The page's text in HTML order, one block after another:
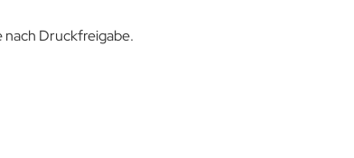
nach Druckfreigabe.